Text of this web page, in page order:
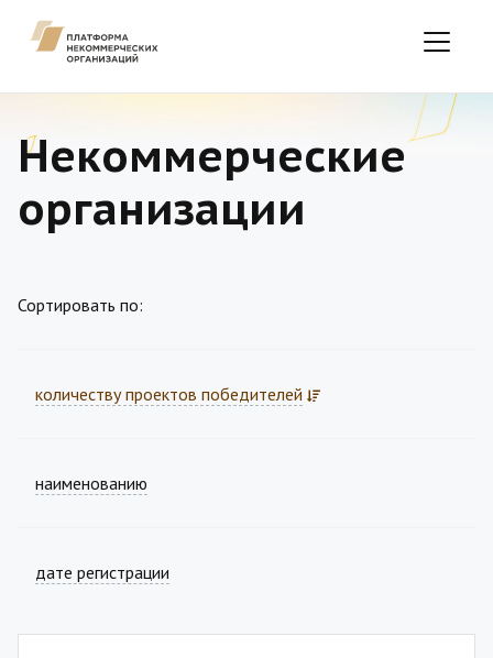
Некоммерческие
организации
Сортировать по:
количеству проектов победителей
наименованию
дате регистрации